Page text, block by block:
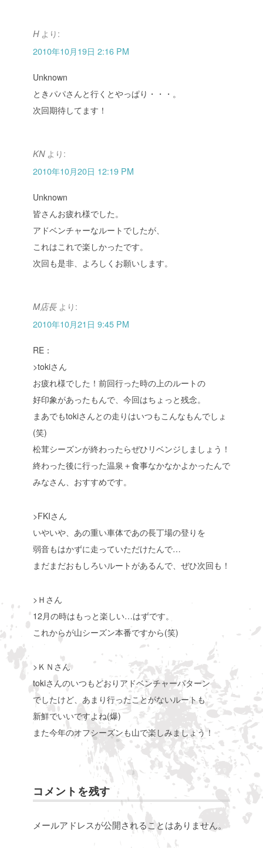
H より:
2010年10月19日 2:16 PM
Unknown
ときパパさんと行くとやっぱり・・・。
次回期待してます！
KN より:
2010年10月20日 12:19 PM
Unknown
皆さんお疲れ様でした。
アドベンチャーなルートでしたが、
これはこれで楽しかったです。
次回も是非、よろしくお願いします。
M店長 より:
2010年10月21日 9:45 PM
RE：
>tokiさん
お疲れ様でした！前回行った時の上のルートの
好印象があったもんで、今回はちょっと残念。
まあでもtokiさんとの走りはいつもこんなもんでしょ
(笑)
松茸シーズンが終わったらぜひリベンジしましょう！
終わった後に行った温泉＋食事なかなかよかったんで
みなさん、おすすめです。
>FKIさん
いやいや、あの重い車体であの長丁場の登りを
弱音もはかずに走っていただけたんで…
まだまだおもしろいルートがあるんで、ぜひ次回も！
>Ｈさん
12月の時はもっと楽しい…はずです。
これからが山シーズン本番ですから(笑)
>ＫＮさん
tokiさんのいつもどおりアドベンチャーパターン
でしたけど、あまり行ったことがないルートも
新鮮でいいですよね(爆)
また今年のオフシーズンも山で楽しみましょう！
コメントを残す
メールアドレスが公開されることはありません。